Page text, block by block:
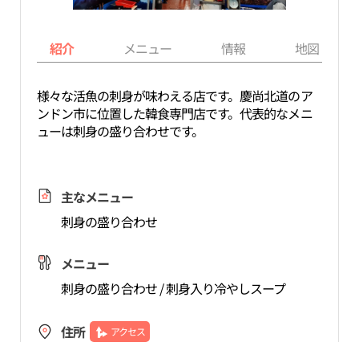
紹介 メニュー 情報 地図
様々な活魚の刺身が味わえる店です。慶尚北道のア
ンドン市に位置した韓食専門店です。代表的なメニ
ューは刺身の盛り合わせです。
主なメニュー
刺身の盛り合わせ
メニュー
刺身の盛り合わせ / 刺身入り冷やしスープ
住所 アクセス